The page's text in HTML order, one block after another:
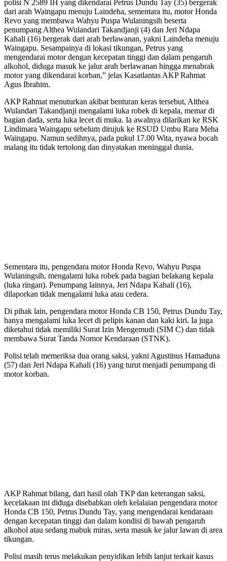
polisi N 2589 IH yang dikendarai Petrus Dundu Tay (35) bergerak
dari arah Waingapu menuju Laindeha, sementara itu, motor Honda
Revo yang membawa Wahyu Puspa Wulaningsih beserta
penumpang Althea Wulandari Takandjanji (4) dan Jeri Ndapa
Kahali (16) bergerak dari arah berlawanan, yakni Laindeha menuju
Waingapu. Sesampainya di lokasi tikungan, Petrus yang
mengendarai motor dengan kecepatan tinggi dan dalam pengaruh
alkohol, diduga masuk ke jalur arah berlawanan hingga menabrak
motor yang dikendarai korban,” jelas Kasatlantas AKP Rahmat
Agus Ibrahim.
AKP Rahmat menuturkan akibat benturan keras tersebut, Althea
Wulandari Takandjanji mengalami luka robek di kepala, memar di
bagian dada, serta luka lecet di muka. Ia awalnya dilarikan ke RSK
Lindimara Waingapu sebelum dirujuk ke RSUD Umbu Rara Meha
Waingapu. Namun sedihnya, pada pukul 17.00 Wita, nyawa bocah
malang itu tidak tertolong dan dinyatakan meninggal dunia.
Sementara itu, pengendara motor Honda Revo, Wahyu Puspa
Wulaningsih, mengalami luka robek pada bagian belakang kepala
(luka ringan). Penumpang lainnya, Jeri Ndapa Kahali (16),
dilaporkan tidak mengalami luka atau cedera.
Di pihak lain, pengendara motor Honda CB 150, Petrus Dundu Tay,
hanya mengalami luka lecet di pelipis kanan dan kaki kiri. Ia juga
diketahui tidak memiliki Surat Izin Mengemudi (SIM C) dan tidak
membawa Surat Tanda Nomor Kendaraan (STNK).
Polisi telah memeriksa dua orang saksi, yakni Agustinus Hamaduna
(57) dan Jeri Ndapa Kahali (16) yang turut menjadi penumpang di
motor korban.
AKP Rahmat bilang, dari hasil olah TKP dan keterangan saksi,
kecelakaan ini diduga disebabkan oleh kelalaian pengendara motor
Honda CB 150, Petrus Dundu Tay, yang mengendarai kendaraan
dengan kecepatan tinggi dan dalam kondisi di bawah pengaruh
alkohol atau sedang mabuk miras, serta masuk ke jalur lawan di area
tikungan.
Polisi masih terus melakukan penyidikan lebih lanjut terkait kasus